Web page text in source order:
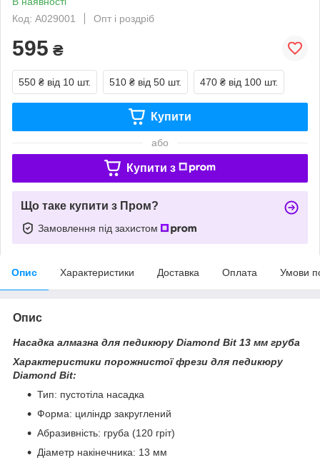
Код: A029001
Опт і роздріб
595 ₴
550 ₴ від 10 шт. 510 ₴ від 50 шт. 470 ₴ від 100 шт.
Купити
або
Купити з
Що таке купити з Пром?
Замовлення під захистом
Опис Характеристики Доставка Оплата Умови
Опис
Насадка алмазна для педикюру Diamond Bit 13 мм груба
Характеристики порожнистої фрези для педикюру
Diamond Bit:
Тип: пустотіла насадка
Форма: циліндр закруглений
Абразивність: груба (120 гріт)
Діаметр накінечника: 13 мм